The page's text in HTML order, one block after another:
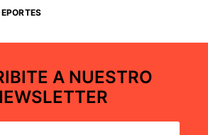
A NUESTRO